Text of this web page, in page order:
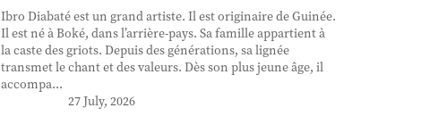
Ibro Diabaté est un grand artiste. Il est originaire de Guinée.
Il est né à Boké, dans l’arrière-pays. Sa famille appartient à
la caste des griots. Depuis des générations, sa lignée
transmet le chant et des valeurs. Dès son plus jeune âge, il
accompa...
27 July, 2026